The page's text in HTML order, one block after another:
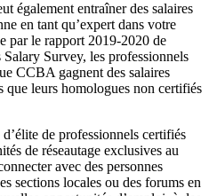
également entraîner des salaires
en tant qu’expert dans votre
par le rapport 2019-2020 de
Survey, les professionnels
CCBA gagnent des salaires
que leurs homologues non certifiés
de professionnels certifiés
de réseautage exclusives au
avec des personnes
sections locales ou des forums en